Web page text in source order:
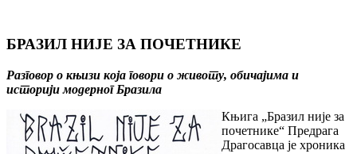
БРАЗИЛ НИЈЕ ЗА ПОЧЕТНИКЕ
Разговор о књизи која говори о животу, обичајима и
истoриjи модерног Бразила
Књига „Бразил није за
почетнике“ Предрага
Драгосавца је хрoникa